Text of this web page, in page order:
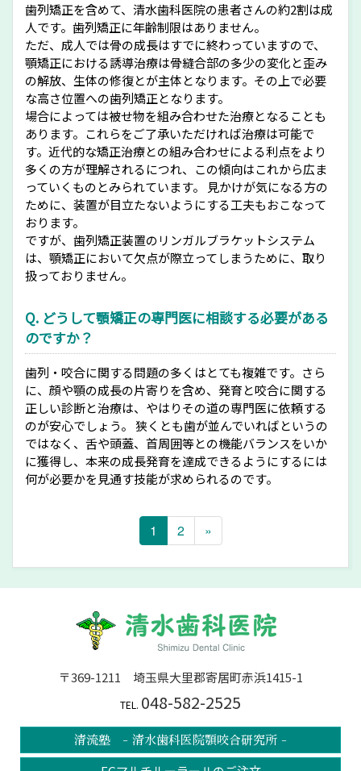
歯列矯正を含めて、清水歯科医院の患者さんの約2割は成
人です。歯列矯正に年齢制限はありません。
ただ、成人では骨の成長はすでに終わっていますので、
顎矯正における誘導治療は骨縫合部の多少の変化と歪み
の解放、生体の修復とが主体となります。その上で必要
な高さ位置への歯列矯正となります。
場合によっては被せ物を組み合わせた治療となることも
あります。これらをご了承いただければ治療は可能で
す。近代的な矯正治療との組み合わせによる利点をより
多くの方が理解されるにつれ、この傾向はこれから広ま
っていくものとみられています。 見かけが気になる方の
ために、装置が目立たないようにする工夫もおこなって
おります。
ですが、歯列矯正装置のリンガルブラケットシステム
は、顎矯正において欠点が際立ってしまうために、取り
扱っておりません。
Q. どうして顎矯正の専門医に相談する必要がある
のですか？
歯列・咬合に関する問題の多くはとても複雑です。さら
に、顔や顎の成長の片寄りを含め、発育と咬合に関する
正しい診断と治療は、やはりその道の専門医に依頼する
のが安心でしょう。 狭くとも歯が並んでいればというの
ではなく、舌や頭蓋、首周囲等との機能バランスをいか
に獲得し、本来の成長発育を達成できるようにするには
何が必要かを見通す技能が求められるのです。
1 2 »
〒369-1211 埼玉県大里郡寄居町赤浜1415-1
TEL. 048-582-2525
清流塾 - 清水歯科医院顎咬合研究所 -